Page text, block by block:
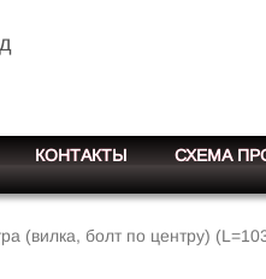
КОНТАКТЫ СХЕМА
(вилка, болт по центру)